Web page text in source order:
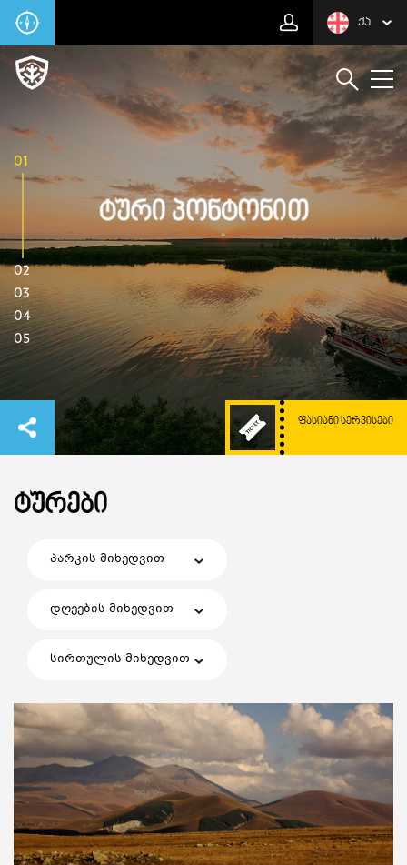
ᲥᲐ
01
02
03
04
05
Ტური Პონტონით
ᲤᲐᲡᲘᲐᲜᲘ ᲡᲔᲠᲕᲘᲡᲔᲑᲘ
ᲢᲣᲠᲔᲑᲘ
პარკის მიხედვით
დღეების მიხედვით
სირთულის მიხედვით